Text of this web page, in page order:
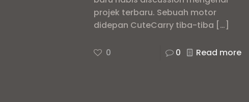
projek terbaru. Sebuah motor
didepan CuteCarry tiba-tiba […]
0 0 Read more